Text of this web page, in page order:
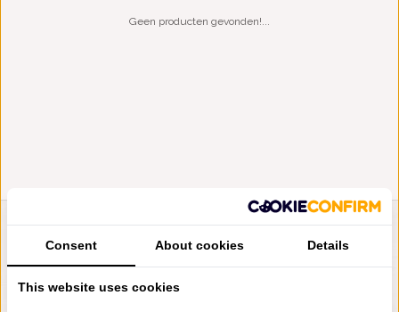
Geen producten gevonden!...
LIENSLINNENWINKEL.NL
VRAGEN? BEL DAN
+31 (0) 575 511817
Consent About cookies Details
This website uses cookies